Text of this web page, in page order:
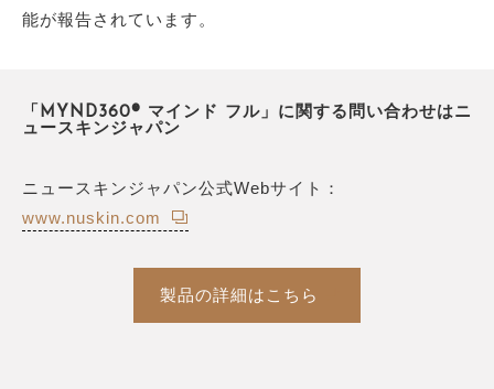
能が報告されています。
「MYND360® マインド フル」に関する問い合わせはニ
ュースキンジャパン
ニュースキンジャパン公式Webサイト：
www.nuskin.com
製品の詳細はこちら